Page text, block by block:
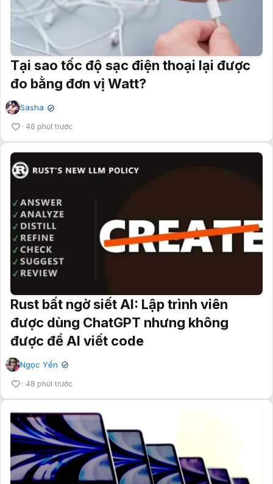
Tại sao tốc độ sạc điện thoại lại được
đo bằng đơn vị Watt?
Sasha ✔
46 phút trước
Rust bất ngờ siết AI: Lập trình viên
được dùng ChatGPT nhưng không
được để AI viết code
Ngọc Yến ✔
48 phút trước